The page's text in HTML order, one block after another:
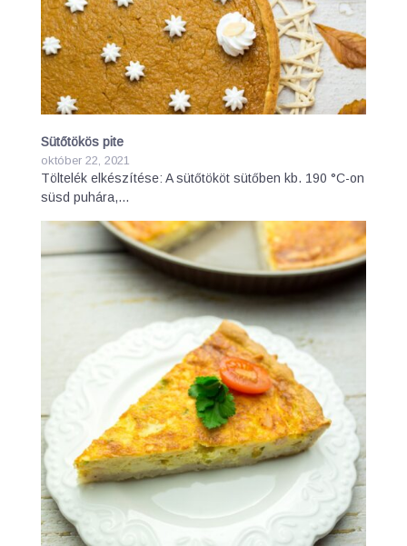
Sütőtökös pite
október 22, 2021
Töltelék elkészítése: A sütőtököt sütőben kb. 190 °C-on
süsd puhára,…